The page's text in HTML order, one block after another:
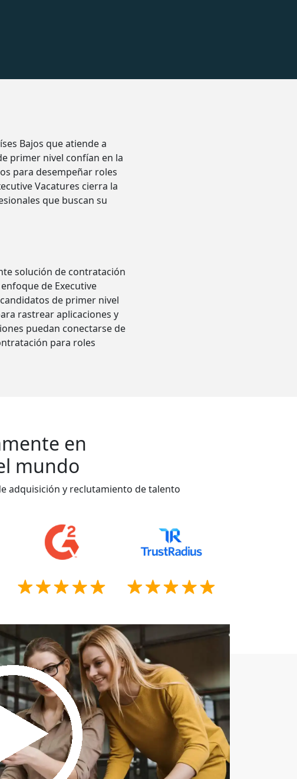
Bajos que atiende a
primer nivel confían en la
para desempeñar roles
Vacatures cierra la
que buscan su
solución de contratación
de Executive
de primer nivel
rastrear aplicaciones y
puedan conectarse de
para roles
en
mundo
adquisición y reclutamiento de talento